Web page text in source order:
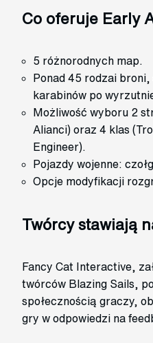
Co oferuje Early
5 różnorodnych map.
Ponad 45 rodzai
karabinów po
Możliwość wyboru 2
Alianci) oraz 4 klas
Engineer).
Pojazdy wojenne:
Opcje modyfikacji
Twórcy stawiają
Fancy Cat Interactive,
twórców Blazing Sails,
społecznością graczy,
gry w odpowiedzi na